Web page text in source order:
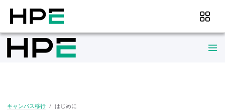
キャンパス移行 はじめに